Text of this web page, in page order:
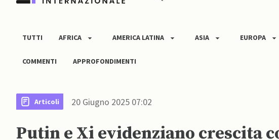
TUTTI AFRICA AMERICA LATINA ASIA EUROPA
COMMENTI APPROFONDIMENTI
Articoli 20 Giugno 2025 07:02
Putin e Xi evidenziano crescita